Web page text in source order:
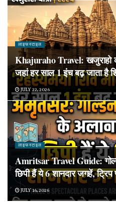
लाइफस्टाइल
Khajuraho Travel: खजुराहो
जहां हर साल 1 इंच बढ़ जाता है
JULY 22, 2026
लाइफस्टाइल
Amritsar Travel Guide:
छिपी हैं ये 6 शानदार जगहें,
JULY 16, 2026